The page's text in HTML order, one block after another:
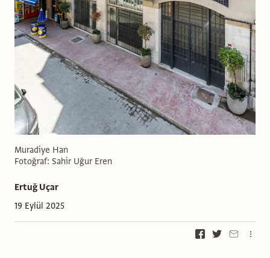
Ertuğ Uçar
19 Eylül 2025
Muradiye Han
Fotoğraf: Sahir Uğur Eren